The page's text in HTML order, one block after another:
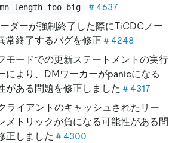
length too big
＃4637
ダーが強制終了した際にTiCDCノー
常終了するバグを修正 ＃4248
モードでの更新ステートメントの実行
により、DMワーカーがpanicになる
がある問題を修正しました ＃4317
ライアントのキャッシュされたリー
メトリックが負になる可能性がある問
正しました ＃4300